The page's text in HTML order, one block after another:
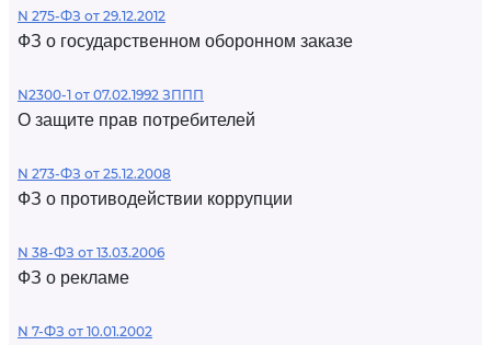
N 275-ФЗ от 29.12.2012
ФЗ о государственном оборонном заказе
N2300-1 от 07.02.1992 ЗППП
О защите прав потребителей
N 273-ФЗ от 25.12.2008
ФЗ о противодействии коррупции
N 38-ФЗ от 13.03.2006
ФЗ о рекламе
N 7-ФЗ от 10.01.2002